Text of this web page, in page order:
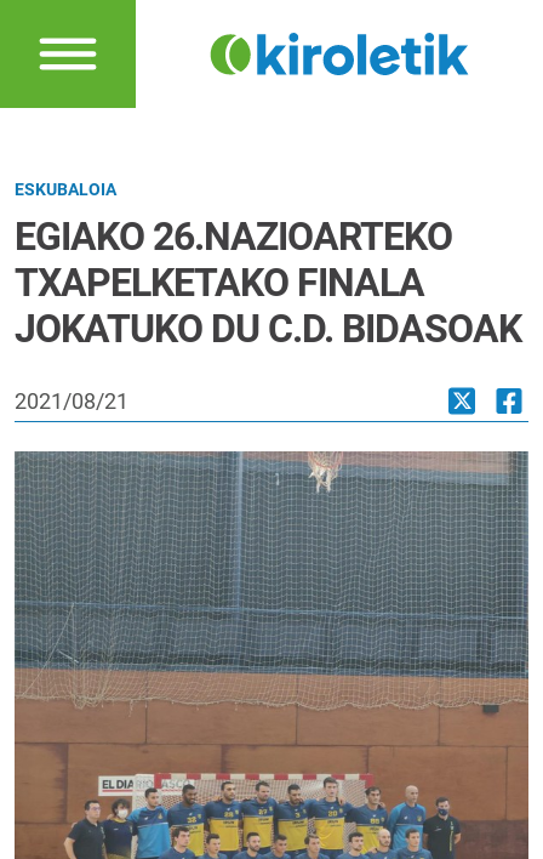
ESKUBALOIA
EGIAKO 26.NAZIOARTEKO
TXAPELKETAKO FINALA
JOKATUKO DU C.D. BIDASOAK
2021/08/21